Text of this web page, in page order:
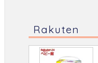
Rakuten